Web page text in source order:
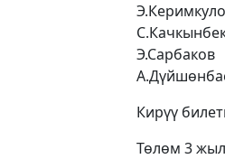
Э.Сарбаков
Кирүү
Төлөм 3